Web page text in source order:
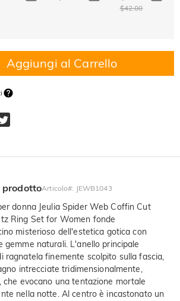
$42.00
Aggiungi al Carrello
prodottoArticolo#: JEWB1043
donna Jeulia Spider Web Coffin Cut
Ring Set for Women fonde
misterioso dell'estetica gotica con
gemme naturali. L'anello principale
ragnatela finemente scolpito sulla fascia,
intrecciate tridimensionalmente,
che evocano una tentazione mortale
nella notte. Al centro è incastonato un